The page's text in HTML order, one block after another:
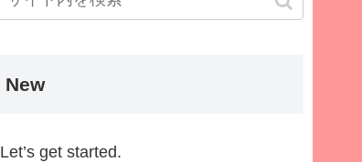
New
Let’s get started.